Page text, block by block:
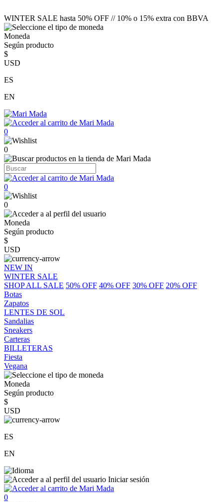
WINTER SALE hasta 50% OFF // 10% o 15% extra con BBVA
Moneda
Según producto
$
USD
ES
EN
0
0
0
0
Moneda
Según producto
$
USD
NEW IN
WINTER SALE
SHOP ALL SALE 50% OFF 40% OFF 30% OFF 20% OFF
Botas
Zapatos
LENTES DE SOL
Sandalias
Sneakers
Carteras
BILLETERAS
Fiesta
Vegana
Moneda
Según producto
$
USD
ES
EN
Iniciar sesión
0